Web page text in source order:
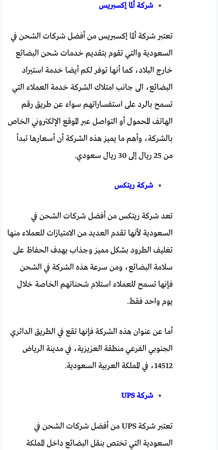
شركة ألما إكسبريس
تعتبر شركة ألما إكسبريس من أفضل شركات الشحن في
السعودية والتي تقوم بتقديم خدمات شحن البضائع
خارج البلاد، كما أنها توفر لكم أيضا خدمة استيراد
البضائع، الى جانب امتلاك الشركة خدمة العملاء التي
تسمح بالرد على استفساراتهم سواء عن طريق رقم
الهاتف المحمول أو التواصل عبر الموقع الإلكتروني الخاص
بالشركة، وأهم ما يميز هذه الشركة أن أسعارها تبدأ
من 25 ريال إلى 30 ريال سعودي.
شركة ريتكس
تعد شركة ريتكس من أفضل شركات الشحن في
السعودية لأنها تقدم العديد من الامتيازات للعملاء منها
تغليف الطرود بشكل مميز وجذاب بهدف الحفاظ على
سلامة البضائع، ومن سرعة هذه الشركة في الشحن
فإنها تسمح للعملاء استلام شحناتهم الخاصة خلال
يوم واحد فقط.
أما عن عنوان هذه الشركة فإنها تقع في الطريق الدائري
الجنوبي الفرعي منطقة العزيزية، في مدينة الرياض
14512، في المملكة العربية السعودية.
شركةUPS
تعتبر شركة UPS من أفضل شركات الشحن في
السعودية التي تختص بنقل البضائع داخل المملكة